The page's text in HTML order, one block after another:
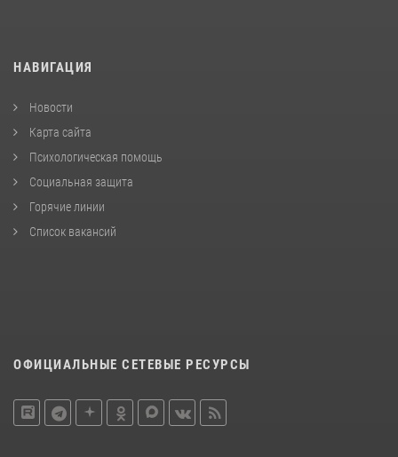
НАВИГАЦИЯ
Новости
Карта сайта
Психологическая помощь
Социальная защита
Горячие линии
Список вакансий
ОФИЦИАЛЬНЫЕ СЕТЕВЫЕ РЕСУРСЫ